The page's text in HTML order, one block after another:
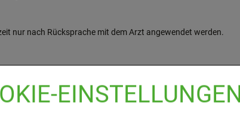
nur nach Rücksprache mit dem Arzt angewendet werden.
Arzneimittel anwenden bzw. vor kurzem angewendet